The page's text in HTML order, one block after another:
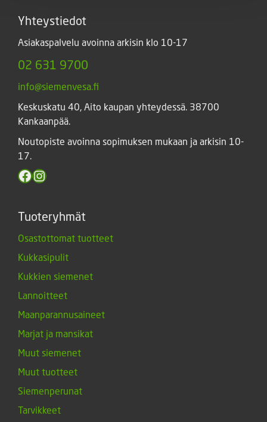
Yhteystiedot
Asiakaspalvelu avoinna arkisin klo 10-17
02 631 9700
info@siemenvesa.fi
Keskuskatu 40, Aito kaupan yhteydessä. 38700
Kankaanpää.
Noutopiste avoinna sopimuksen mukaan ja arkisin 10-
17.
Facebook
Instagram
Tuoteryhmät
Osastottomat tuotteet
Kukkasipulit
Kukkien siemenet
Lannoitteet
Maanparannusaineet
Marjat ja mansikat
Muut siemenet
Muut tuotteet
Siemenperunat
Tarvikkeet